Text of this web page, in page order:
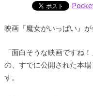
映画『魔女がいっぱい』が
「面白そうな映画ですね
の、すでに公開された本
す。